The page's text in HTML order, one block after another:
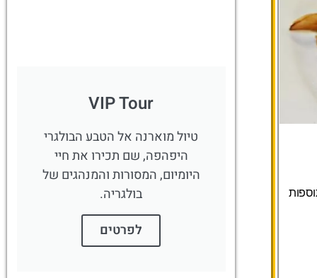
VIP Tour
טיול מוארנה אל הטבע הבולגרי
היפהפה, שם תכירו את חיי
היומיום, המסורות והמנהגים של
בולגריה.
לפרטים